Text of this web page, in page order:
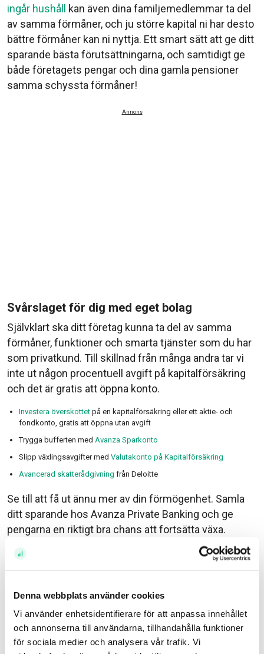
Denna webbplats använder cookies
Vi använder enhetsidentifierare för att anpassa innehållet
och annonserna till användarna, tillhandahålla funktioner
för sociala medier och analysera vår trafik. Vi
ingår hushåll
kan även dina familjemedlemmar ta del
av samma förmåner, och ju större kapital ni har desto
bättre förmåner kan ni nyttja. Ett smart sätt att ge ditt
sparande bästa förutsättningarna, och samtidigt ge
både företagets pengar och dina gamla pensioner
samma schyssta förmåner!
Annons
Svårslaget för dig med eget bolag
Självklart ska ditt företag kunna ta del av samma
förmåner, funktioner och smarta tjänster som du har
som privatkund. Till skillnad från många andra tar vi
inte ut någon procentuell avgift på kapitalförsäkring
och det är gratis att öppna konto.
Investera överskottet på en kapitalförsäkring eller ett aktie- och
fondkonto, gratis att öppna utan avgift
Trygga bufferten med Avanza Sparkonto
Slipp växlingsavgifter med Valutakonto på Kapitalförsäkring
Avancerad skatterådgivning från Deloitte
Se till att få ut ännu mer av din förmögenhet. Samla
ditt sparande hos Avanza Private Banking och ge
pengarna en riktigt bra chans att fortsätta växa.
Välkommen till en Private Banking som den borde
// William, Kundansvarig Private Banking
Läs mer på Avanza Private Banking eller ring 08-409
421 00